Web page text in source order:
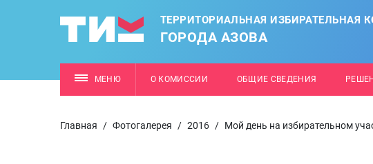
ТЕРРИТОРИАЛЬНАЯ ИЗБИРАТЕЛЬНАЯ
ГОРОДА АЗОВА
МЕНЮ О КОМИССИИ ОБЩИЕ СВЕДЕНИЯ
Главная / Фотогалерея / 2016 / Мой день на избирательном